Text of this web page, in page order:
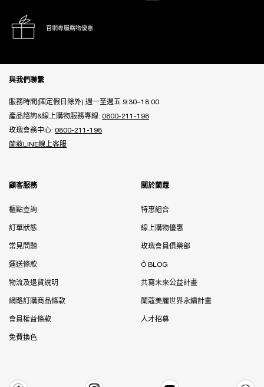
官網專屬購物優惠
與我們聯繫
服務時間(國定假日除外) 週一至週五 9:30~18:00
產品諮詢&線上購物服務專線: 0800-211-198
玫瑰會務中心: 0800-211-198
蘭蔻LINE線上客服
顧客服務
櫃點查詢
訂單狀態
常見問題
運送條款
物流及退貨說明
網路訂購商品條款
會員權益條款
免費換色
關於蘭蔻
特惠組合
線上購物優惠
玫瑰會員俱樂部
Ô BLOG
共寫未來公益計畫
蘭蔻美麗世界永續計畫
人才招募